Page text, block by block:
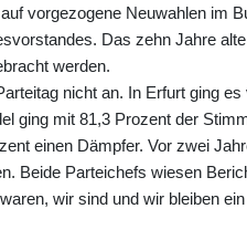
vorgezogene Neuwahlen im
Das zehn Jahre
werden.
nicht an. In Erfurt ging
ging mit 81,3 Prozent der
einen Dämpfer. Vor zwei
Beide Parteichefs wiesen
wir sind und wir bleiben